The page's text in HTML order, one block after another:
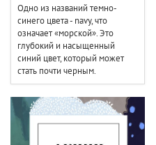
Одно из названий темно-
синего цвета - navy, что
означает «морской». Это
глубокий и насыщенный
синий цвет, который может
стать почти черным.